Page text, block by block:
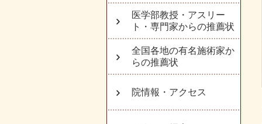
医学部教授・アスリー
ト・専門家からの推薦状
全国各地の有名施術家か
らの推薦状
院情報・アクセス